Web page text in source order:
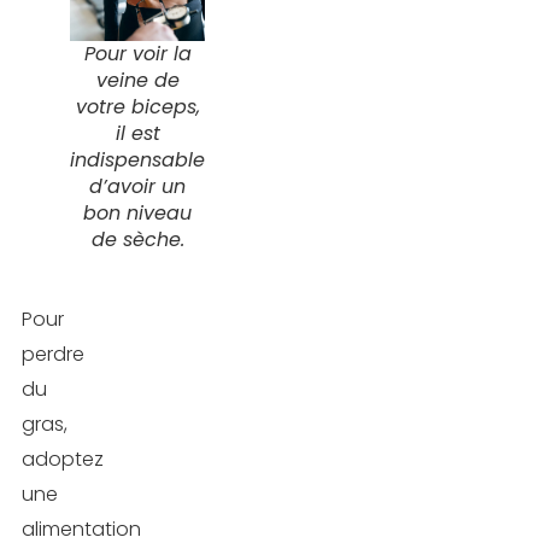
Pour voir la
veine de
votre biceps,
il est
indispensable
d’avoir un
bon niveau
de sèche.
Pour
perdre
du
gras,
adoptez
une
alimentation